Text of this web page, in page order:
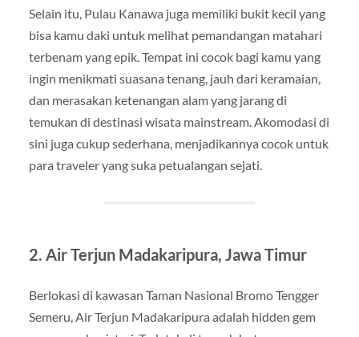
Selain itu, Pulau Kanawa juga memiliki bukit kecil yang
bisa kamu daki untuk melihat pemandangan matahari
terbenam yang epik. Tempat ini cocok bagi kamu yang
ingin menikmati suasana tenang, jauh dari keramaian,
dan merasakan ketenangan alam yang jarang di
temukan di destinasi wisata mainstream. Akomodasi di
sini juga cukup sederhana, menjadikannya cocok untuk
para traveler yang suka petualangan sejati.
2. Air Terjun Madakaripura, Jawa Timur
Berlokasi di kawasan Taman Nasional Bromo Tengger
Semeru, Air Terjun Madakaripura adalah hidden gem